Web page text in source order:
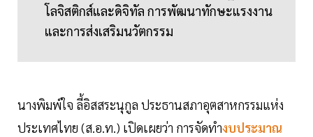
โลจิสติกส์และดิจิทัล การพัฒนาทักษะแรงงาน
และการส่งเสริมนวัตกรรม
นางพิมพ์ใจ ลี้อิสสระนุกูล ประธานสภาอุตสาหกรรมแห่ง
ประเทศไทย (ส.อ.ท.) เปิดเผยว่า การจัดทำงบประมาณ